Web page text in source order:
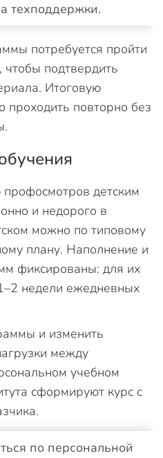
техподдержки.
потребуется пройти
чтобы подтвердить
Итоговую
повторно без
детским
и недорого в
можно по типовому
плану. Наполнение и
фиксированы: для их
недели ежедневных
и изменить
между
учебном
сформируют курс с
по персональной